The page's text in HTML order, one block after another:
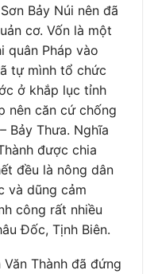
Bảy Núi nên đã
cơ. Vốn là một
quân Pháp vào
tự mình tổ chức
ở khắp lục tỉnh
nên căn cứ chống
Bảy Thưa. Nghĩa
được chia
đều là nông dân
và dũng cảm
công rất nhiều
Đốc, Tịnh Biên.
Thành đã đứng